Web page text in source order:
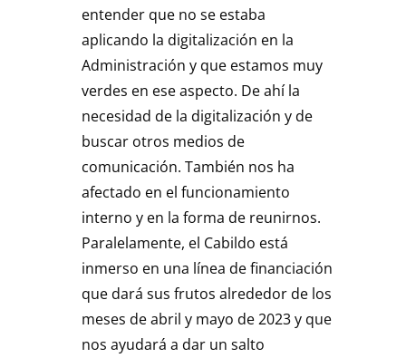
entender que no se estaba
aplicando la digitalización en la
Administración y que estamos muy
verdes en ese aspecto. De ahí la
necesidad de la digitalización y de
buscar otros medios de
comunicación. También nos ha
afectado en el funcionamiento
interno y en la forma de reunirnos.
Paralelamente, el Cabildo está
inmerso en una línea de financiación
que dará sus frutos alrededor de los
meses de abril y mayo de 2023 y que
nos ayudará a dar un salto